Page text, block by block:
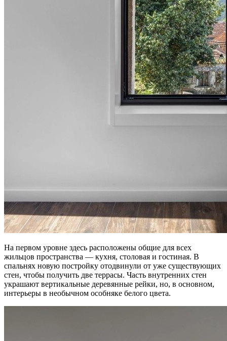
На первом уровне здесь расположены общие для всех
жильцов пространства — кухня, столовая и гостиная. В
спальнях новую постройку отодвинули от уже существующих
стен, чтобы получить две террасы. Часть внутренних стен
украшают вертикальные деревянные рейки, но, в основном,
интерьеры в необычном особняке белого цвета.